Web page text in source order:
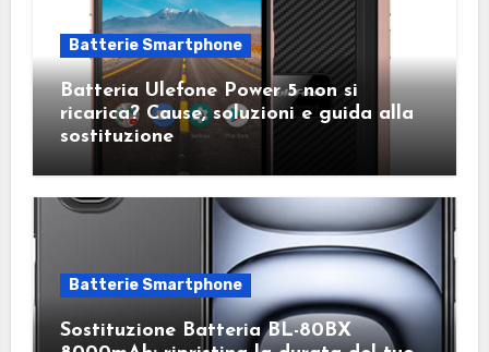
Batterie Smartphone
Batteria Ulefone Power 5 non si
ricarica? Cause, soluzioni e guida alla
sostituzione
Batterie Smartphone
Sostituzione Batteria BL-80BX